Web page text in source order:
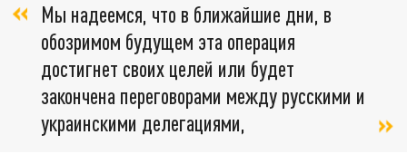
Мы надеемся, что в ближайшие дни, в
обозримом будущем эта операция
достигнет своих целей или будет
закончена переговорами между русскими и
украинскими делегациями,